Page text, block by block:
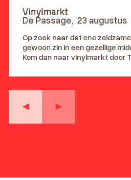
Vinylmarkt
De Passage, 23 augustus
Op zoek naar dat ene
gewoon zin in een gezellige
Kom dan naar vinylmarkt door